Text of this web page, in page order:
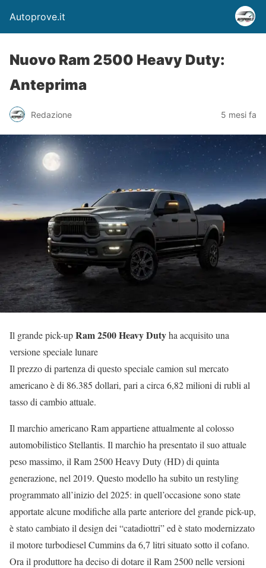
Autoprove.it
Nuovo Ram 2500 Heavy Duty:
Anteprima
Redazione 5 mesi fa
Il grande pick-upRam 2500 Heavy Dutyha acquisito una
versione speciale lunare
Il prezzo di partenza di questo speciale camion sul mercato
americano è di 86.385 dollari, pari a circa 6,82 milioni di rubli al
tasso di cambio attuale.
Il marchio americano Ram appartiene attualmente al colosso
automobilistico Stellantis. Il marchio ha presentato il suo attuale
peso massimo, il Ram 2500 Heavy Duty (HD) di quinta
generazione, nel 2019. Questo modello ha subito un restyling
programmato all’inizio del 2025: in quell’occasione sono state
apportate alcune modifiche alla parte anteriore del grande pick-up,
è stato cambiato il design dei “catadiottri” ed è stato modernizzato
il motore turbodiesel Cummins da 6,7 litri situato sotto il cofano.
Ora il produttore ha deciso di dotare il Ram 2500 nelle versioni